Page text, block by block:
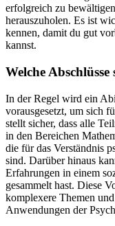
erfolgreich zu
herauszuholen. Es ist
kennen, damit du gut
kannst.
Welche
In der Regel wird ein
vorausgesetzt, um sich
stellt sicher, dass alle
in den Bereichen
die für das Verständnis
sind. Darüber hinaus
Erfahrungen in einem
gesammelt hast. Diese
komplexere Themen
Anwendungen der